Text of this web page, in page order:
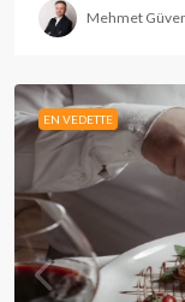
Mehmet
EN VEDETTE